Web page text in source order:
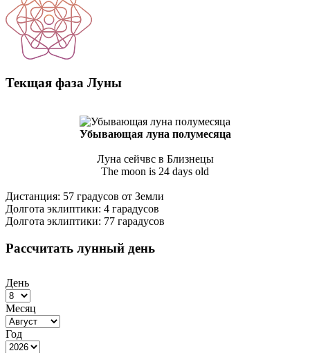
Текщая фаза Луны
Убывающая луна полумесяца
Луна сейчвс в Близнецы
The moon is 24 days old
Дистанция: 57 градусов от Земли
Долгота эклиптики: 4 гарадусов
Долгота эклиптики: 77 гарадусов
Рассчитать лунный день
День
Месяц
Год